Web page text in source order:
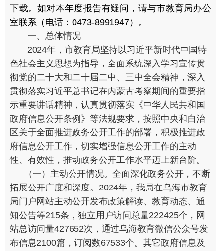
下载。如对本年度报告有疑问，请与市教育局办公
室联系（电话：0473-8991947）。
一、总体情况
2024年，市教育局坚持以习近平新时代中国特
色社会主义思想为指导，全面系统深入学习宣传贯
彻党的二十大和二十届二中、三中全会精神，深入
贯彻落实习近平总书记在内蒙古考察期间的重要指
示重要讲话精神，认真贯彻落实《中华人民共和国
政府信息公开条例》等法规要求，按照中央和自治
区关于全面推进政务公开工作的部署，积极推进政
府信息公开工作，切实增强信息公开工作的主动
性、有效性，推动政务公开工作水平迈上新台阶。
（一）主动公开情况。全面深化政务公开，不断
拓展公开广度和深度。2024年，我局在乌海市教育
局门户网站主动公开发布政策解读、教育动态、通
知公告等215条，独立用户访问总量222425个，网
站总访问量427652次，通过乌海教育微信公众号发
布信息2100篇，订阅数67533个。其它政府信息及